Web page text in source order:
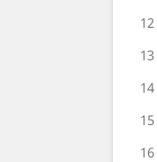
12
13
14
15
16